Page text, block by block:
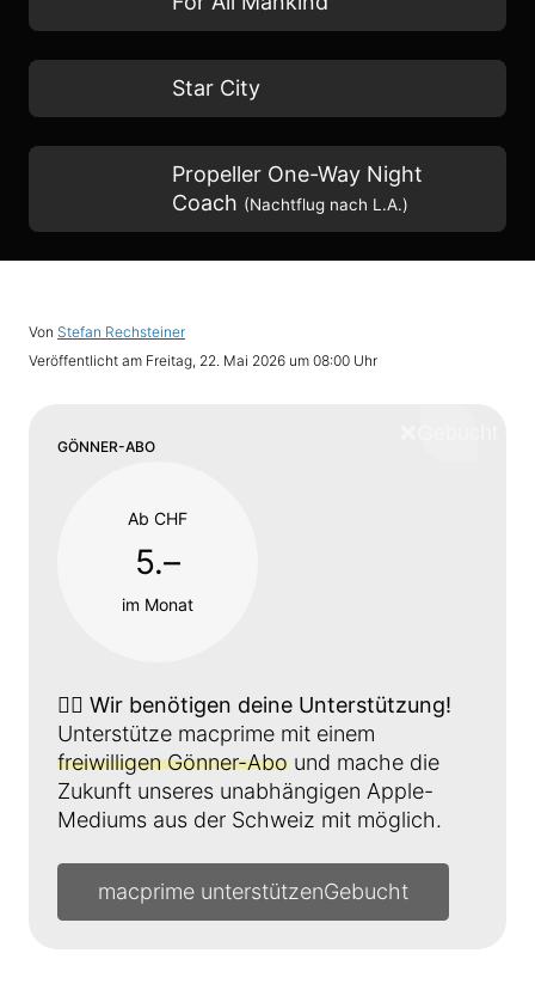
Star City
Propeller One-Way Night
Coach (Nachtflug nach L.A.)
Von Stefan Rechsteiner
Veröffentlicht am Freitag, 22. Mai 2026 um 08:00 Uhr
GÖNNER-ABO
Ab CHF
5.–
im Monat
👉🏼 Wir benötigen deine Unterstützung!
Unterstütze macprime mit einem
freiwilligen Gönner-Abo und mache die
Zukunft unseres unabhängigen Apple-
Mediums aus der Schweiz mit möglich.
macprime unterstützen